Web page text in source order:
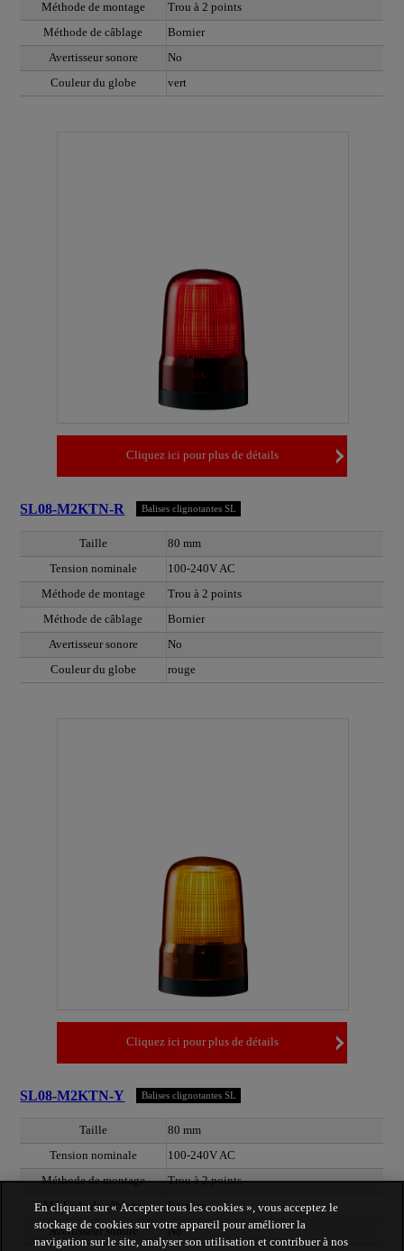
Méthode de montage
Trou à 2 points
Méthode de câblage
Bornier
Avertisseur sonore
No
Couleur du globe
vert
Cliquez ici pour plus de détails
SL08-M2KTN-R Balises clignotantes SL
Taille
80 mm
Tension nominale
100-240V AC
Méthode de montage
Trou à 2 points
Méthode de câblage
Bornier
Avertisseur sonore
No
Couleur du globe
rouge
Cliquez ici pour plus de détails
SL08-M2KTN-Y Balises clignotantes SL
Taille
80 mm
Tension nominale
100-240V AC
Méthode de montage
Trou à 2 points
Méthode de câblage
Bornier
Avertisseur sonore
No
En cliquant sur « Accepter tous les cookies », vous acceptez le
stockage de cookies sur votre appareil pour améliorer la
navigation sur le site, analyser son utilisation et contribuer à nos